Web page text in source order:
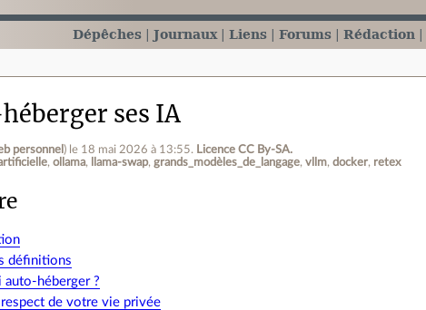
Dépêches Journaux Liens Forums Rédaction
ses IA
personnel ) le 18 mai 2026 à 13:55. Licence CC By‑SA.
ollama llama-swap grands_modèles_de_langage vllm docker retex
définitions
auto-héberger ?
respect de votre vie privée